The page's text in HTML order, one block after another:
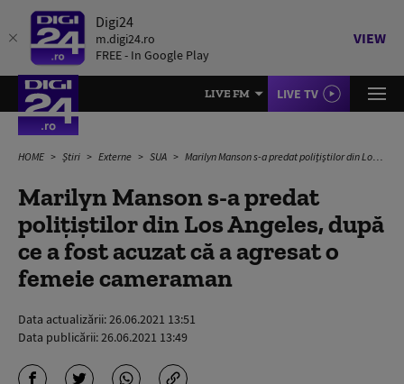
Digi24
m.digi24.ro
FREE - In Google Play
VIEW
LIVE FM LIVE TV
HOME Știri Externe SUA Marilyn Manson s-a predat polițiștilor din Los Angeles, după ce a fost acuzat că a agresat o femeie cameraman
Marilyn Manson s-a predat
polițiștilor din Los Angeles, după
ce a fost acuzat că a agresat o
femeie cameraman
Data actualizării:26.06.2021 13:51
Data publicării:26.06.2021 13:49